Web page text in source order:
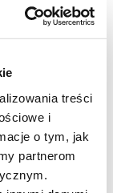
treści
i
o tym, jak
partnerom